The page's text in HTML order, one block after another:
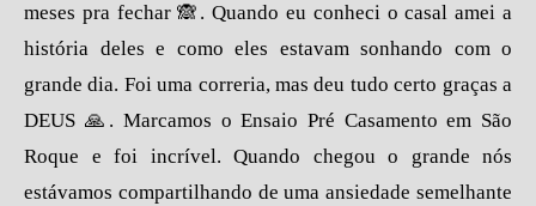
meses pra fechar 🙈. Quando eu conheci o casal amei a
história deles e como eles estavam sonhando com o
grande dia. Foi uma correria, mas deu tudo certo graças a
DEUS 🙏. Marcamos o Ensaio Pré Casamento em São
Roque e foi incrível. Quando chegou o grande nós
estávamos compartilhando de uma ansiedade semelhante